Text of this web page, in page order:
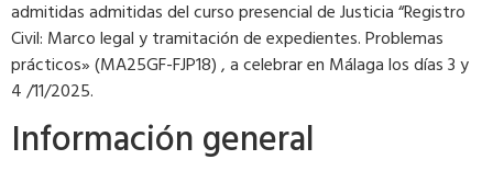
admitidas admitidas del curso presencial de Justicia “Registro
Civil: Marco legal y tramitación de expedientes. Problemas
prácticos» (MA25GF-FJP18) , a celebrar en Málaga los días 3 y
4 /11/2025.
Información general